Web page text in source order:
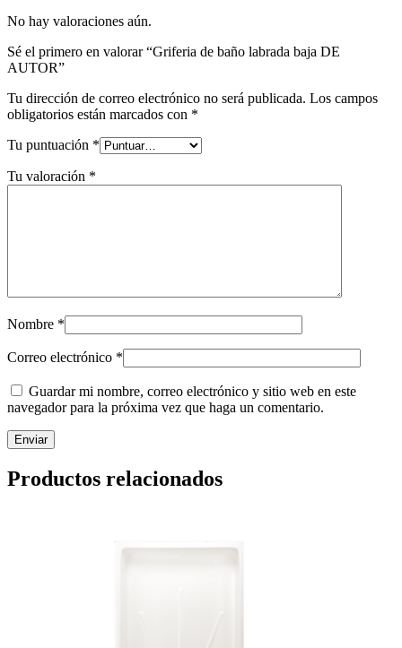
No hay valoraciones aún.
Sé el primero en valorar “Griferia de baño labrada baja DE
AUTOR”
Tu dirección de correo electrónico no será publicada. Los campos
obligatorios están marcados con *
Tu puntuación *
Tu valoración *
Nombre *
Correo electrónico *
Guardar mi nombre, correo electrónico y sitio web en este
navegador para la próxima vez que haga un comentario.
Productos relacionados